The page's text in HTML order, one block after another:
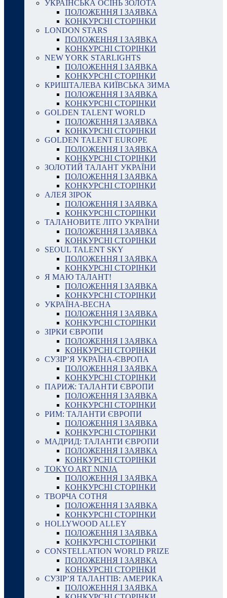
УКРАЇНСЬКА ОСІНЬ ЗОЛОТА
ПОЛОЖЕННЯ І ЗАЯВКА
КОНКУРСНІ СТОРІНКИ
LONDON STARS
ПОЛОЖЕННЯ І ЗАЯВКА
КОНКУРСНІ СТОРІНКИ
NEW YORK STARLIGHTS
ПОЛОЖЕННЯ І ЗАЯВКА
КОНКУРСНІ СТОРІНКИ
КРИШТАЛЕВА КИЇВСЬКА ЗИМА
ПОЛОЖЕННЯ І ЗАЯВКА
КОНКУРСНІ СТОРІНКИ
GOLDEN TALENT WORLD
ПОЛОЖЕННЯ І ЗАЯВКА
КОНКУРСНІ СТОРІНКИ
GOLDEN TALENT EUROPE
ПОЛОЖЕННЯ І ЗАЯВКА
КОНКУРСНІ СТОРІНКИ
ЗОЛОТИЙ ТАЛАНТ УКРАЇНИ
ПОЛОЖЕННЯ І ЗАЯВКА
КОНКУРСНІ СТОРІНКИ
АЛЕЯ ЗІРОК
ПОЛОЖЕННЯ І ЗАЯВКА
КОНКУРСНІ СТОРІНКИ
ТАЛАНОВИТЕ ЛІТО УКРАЇНИ
ПОЛОЖЕННЯ І ЗАЯВКА
КОНКУРСНІ СТОРІНКИ
SEOUL TALENT SKY
ПОЛОЖЕННЯ І ЗАЯВКА
КОНКУРСНІ СТОРІНКИ
Я МАЮ ТАЛАНТ!
ПОЛОЖЕННЯ І ЗАЯВКА
КОНКУРСНІ СТОРІНКИ
УКРАЇНА-ВЕСНА
ПОЛОЖЕННЯ І ЗАЯВКА
КОНКУРСНІ СТОРІНКИ
ЗІРКИ ЄВРОПИ
ПОЛОЖЕННЯ І ЗАЯВКА
КОНКУРСНІ СТОРІНКИ
СУЗІР’Я УКРАЇНА-ЄВРОПА
ПОЛОЖЕННЯ І ЗАЯВКА
КОНКУРСНІ СТОРІНКИ
ПАРИЖ: ТАЛАНТИ ЄВРОПИ
ПОЛОЖЕННЯ І ЗАЯВКА
КОНКУРСНІ СТОРІНКИ
РИМ: ТАЛАНТИ ЄВРОПИ
ПОЛОЖЕННЯ І ЗАЯВКА
КОНКУРСНІ СТОРІНКИ
МАДРИД: ТАЛАНТИ ЄВРОПИ
ПОЛОЖЕННЯ І ЗАЯВКА
КОНКУРСНІ СТОРІНКИ
TOKYO ART NINJA
ПОЛОЖЕННЯ І ЗАЯВКА
КОНКУРСНІ СТОРІНКИ
ТВОРЧА СОТНЯ
ПОЛОЖЕННЯ І ЗАЯВКА
КОНКУРСНІ СТОРІНКИ
HOLLYWOOD ALLEY
ПОЛОЖЕННЯ І ЗАЯВКА
КОНКУРСНІ СТОРІНКИ
CONSTELLATION WORLD PRIZE
ПОЛОЖЕННЯ І ЗАЯВКА
КОНКУРСНІ СТОРІНКИ
СУЗІР’Я ТАЛАНТІВ: АМЕРИКА
ПОЛОЖЕННЯ І ЗАЯВКА